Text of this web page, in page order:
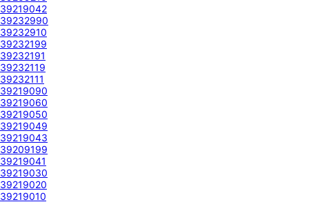
39219042
39232990
39232910
39232199
39232191
39232119
39232111
39219090
39219060
39219050
39219049
39219043
39209199
39219041
39219030
39219020
39219010